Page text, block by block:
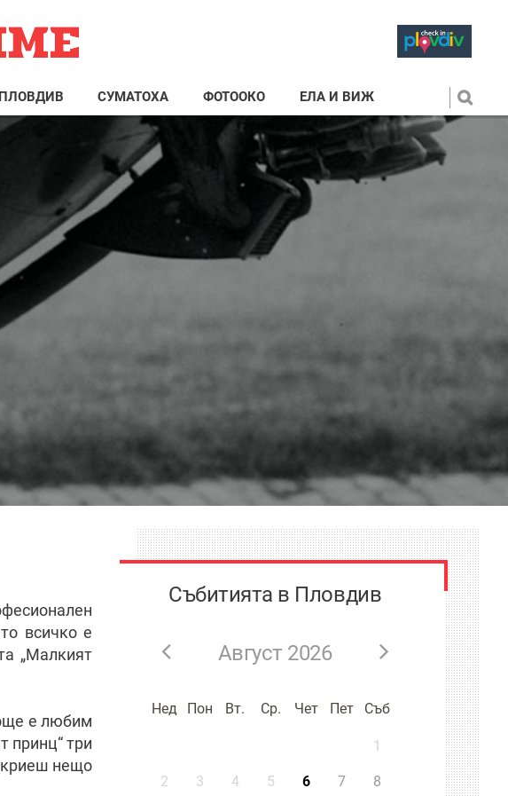
СУМАТОХА ФОТООКО ЕЛА И ВИЖ
всичко е
„Малкият
е любим
принц“ три
нещо
Събитията в Пловдив
Август 2026
Нед Пон Вт. Ср. Чет Пет Съб
1
2 3 4 5 6 7 8